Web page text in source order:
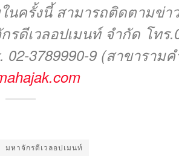
ครั้งนี้ สามารถติดตามข่า
ดีเวลอปเมนท์ จำกัด โทร
3789990-9 (สาขาราม
มหาจักรดีเวลอปเมนท์